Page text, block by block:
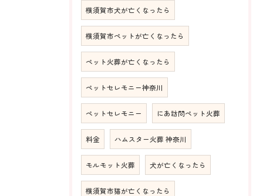
横須賀市犬が亡くなったら
横須賀市ペットが亡くなったら
ペット火葬が亡くなったら
ペットセレモニー神奈川
ペットセレモニー にあ訪問ペット火葬
料金 ハムスター火葬 神奈川
モルモット火葬 犬が亡くなったら
横須賀市猫が亡くなったら